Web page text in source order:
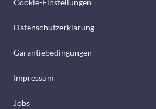
Cookie-Einstellungen
Datenschutzerklärung
Garantiebedingungen
Impressum
Jobs